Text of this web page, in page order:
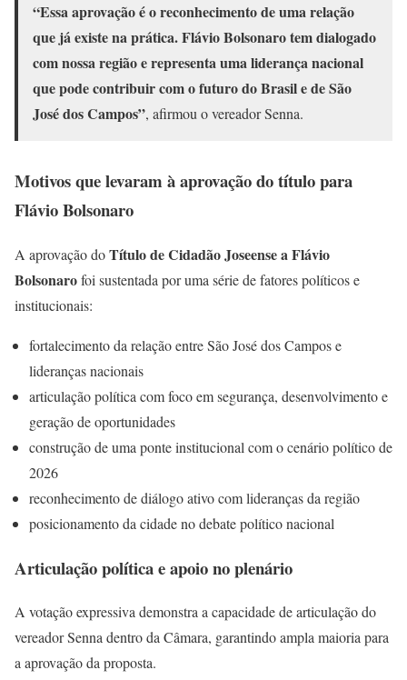
“Essa aprovação é o reconhecimento de uma relação
que já existe na prática. Flávio Bolsonaro tem dialogado
com nossa região e representa uma liderança nacional
que pode contribuir com o futuro do Brasil e de São
José dos Campos”, afirmou o vereador Senna.
Motivos que levaram à aprovação do título para
Flávio Bolsonaro
A aprovação doTítulo de Cidadão Joseense a Flávio
Bolsonarofoi sustentada por uma série de fatores políticos e
institucionais:
fortalecimento da relação entre São José dos Campos e
lideranças nacionais
articulação política com foco em segurança, desenvolvimento e
geração de oportunidades
construção de uma ponte institucional com o cenário político de
2026
reconhecimento de diálogo ativo com lideranças da região
posicionamento da cidade no debate político nacional
Articulação política e apoio no plenário
A votação expressiva demonstra a capacidade de articulação do
vereador Senna dentro da Câmara, garantindo ampla maioria para
a aprovação da proposta.